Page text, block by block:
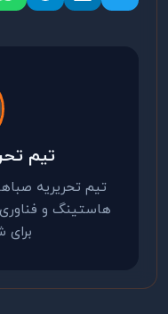
تیم
تیم تحریریه
هاستینگ و